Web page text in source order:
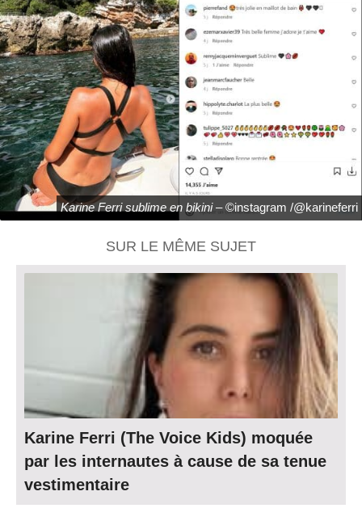
Karine Ferri sublime en bikini– ©instagram /@karineferri
SUR LE MÊME SUJET
Karine Ferri (The Voice Kids) moquée
par les internautes à cause de sa tenue
vestimentaire